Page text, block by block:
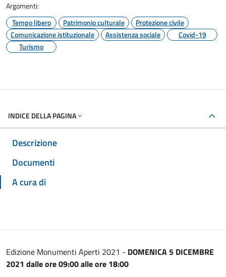
Argomenti:
Tempo libero
Patrimonio culturale
Protezione civile
Comunicazione istituzionale
Assistenza sociale
Covid-19
Turismo
INDICE DELLA PAGINA
Descrizione
Documenti
A cura di
Edizione Monumenti Aperti 2021 - DOMENICA 5 DICEMBRE
2021 dalle ore 09:00 alle ore 18:00